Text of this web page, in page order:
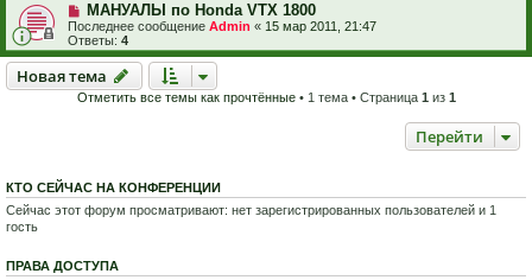
МАНУАЛЫ по Honda VTX 1800
Последнее сообщение Admin « 15 мар 2011, 21:47
Ответы: 4
Новая тема
Новаятема
Отметить все темы как прочтённые• 1 тема • Страница 1 из 1
Перейти
КТО СЕЙЧАС НА КОНФЕРЕНЦИИ
Сейчас этот форум просматривают: нет зарегистрированных пользователей и 1
гость
ПРАВА ДОСТУПА